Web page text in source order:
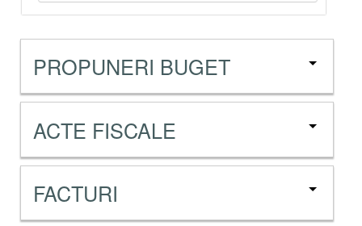
PROPUNERI BUGET
ACTE FISCALE
FACTURI